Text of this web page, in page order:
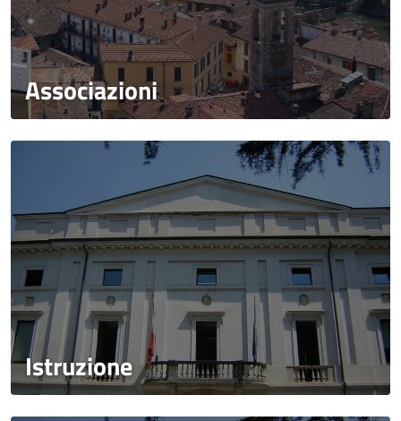
Associazioni
Istruzione